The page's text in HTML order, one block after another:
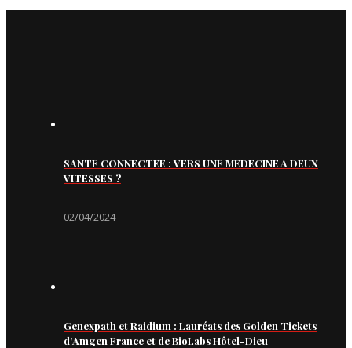
SANTE CONNECTEE : VERS UNE MEDECINE A DEUX
VITESSES ?
02/04/2024
Genexpath et Raidium : Lauréats des Golden Tickets
d’Amgen France et de BioLabs Hôtel-Dieu